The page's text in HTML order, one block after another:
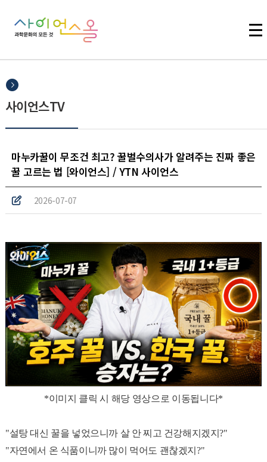
사이언스TV
마누카꿀이 무조건 최고? 꿀벌수의사가 알려주는 진짜 좋은
꿀 고르는 법 [와이언스] / YTN 사이언스
2026-07-07
*이미지 클릭 시 해당 영상으로 이동됩니다*
"설탕 대신 꿀을 넣었으니까 살 안 찌고 건강해지겠지?"
"자연에서 온 식품이니까 많이 먹어도 괜찮겠지?"